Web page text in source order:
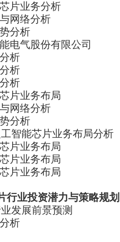
片业务分析
网络分析
分析
电气股份有限公司
析
析
析
片业务布局
网络分析
分析
智能芯片业务布局分析
片业务布局
片业务布局
片业务布局
行业投资潜力与策略规划
发展前景预测
析